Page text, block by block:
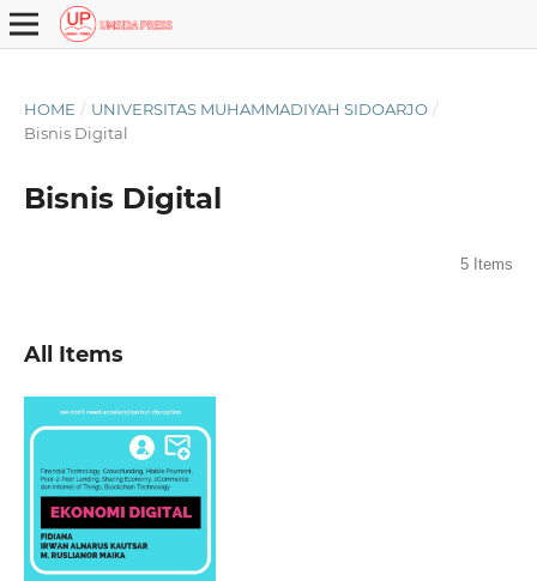
HOME / UNIVERSITAS MUHAMMADIYAH SIDOARJO /
Bisnis Digital
Bisnis Digital
5 Items
All Items